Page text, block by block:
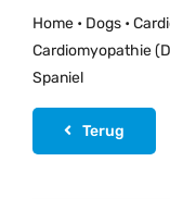
Home• Dogs•
Cardiomyopathie
Spaniel
Terug